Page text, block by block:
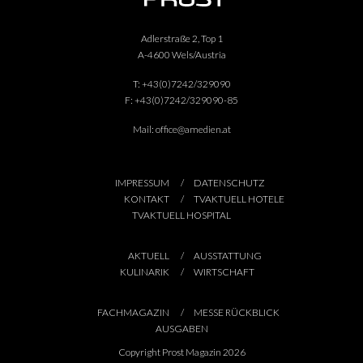
Adlerstraße 2, Top 1
A-4600 Wels/Austria
T: +43(0)7242/329090
F: +43(0)7242/329090-85
Mail: office@amedien.at
IMPRESSUM
DATENSCHUTZ
KONTAKT
TVAKTUELL HOTELE
TVAKTUELL HOSPITAL
AKTUELL
AUSSTATTUNG
KULINARIK
WIRTSCHAFT
FACHMAGAZIN
MESSE RÜCKBLICK
AUSGABEN
Copyright Prost Magazin 2026